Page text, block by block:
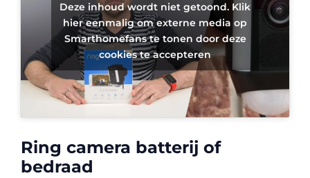
Deze inhoud wordt niet getoond. Klik
hier eenmalig om externe media op
Smarthomefans te tonen door deze
cookies te accepteren
Ring camera batterij of
bedraad